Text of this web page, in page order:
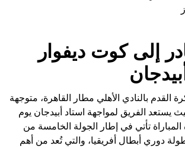
إلى كوت ديفوار
القدم بالنادي الأهلي مطار القاهرة، متوجهة
يستعد الفريق لمواجهة استاد أبيدجان يوم
تأتي في إطار الجولة الخامسة من
دوري أبطال أفريقيا، والتي تُعد من أهم